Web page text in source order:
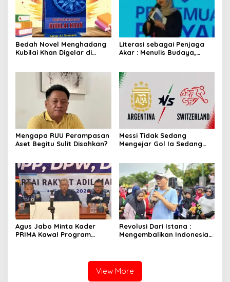
Bedah Novel Menghadang
Kubilai Khan Digelar di
Leluhur Nusantara
Literasi sebagai Penjaga
Akar : Menulis Budaya,
Mengapa RUU Perampasan
Aset Begitu Sulit Disahkan?
Messi Tidak Sedang
Mengejar Gol Ia Sedang
Agus Jabo Minta Kader
PRIMA Kawal Program
Revolusi Dari Istana :
Mengembalikan Indonesia
View More